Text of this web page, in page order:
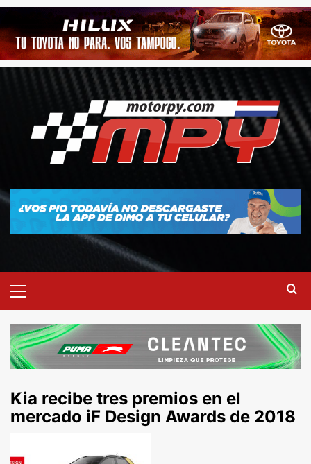
Kia recibe tres premios en el
mercado iF Design Awards de 2018